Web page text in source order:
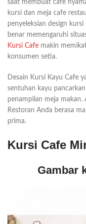
saat membuat cafe
kursi dan meja cafe
penyeleksian design
benar memengaruhi
Kursi Cafe makin
konsumen setia.
Desain Kursi Kayu Cafe
sentuhan kayu
penampilan meja makan.
Restoran Anda berasa
prima.
Kursi Cafe
Gambar